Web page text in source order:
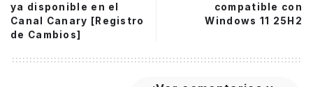
ya disponible en el
Canal Canary [Registro
de Cambios]
compatible con
Windows 11 25H2